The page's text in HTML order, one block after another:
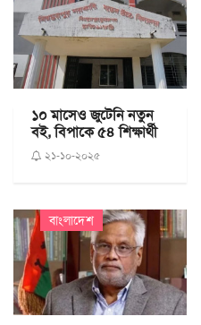
১০ মাসেও জুটেনি নতুন
বই, বিপাকে ৫৪ শিক্ষার্থী
২১-১০-২০২৫
বাংলাদেশ